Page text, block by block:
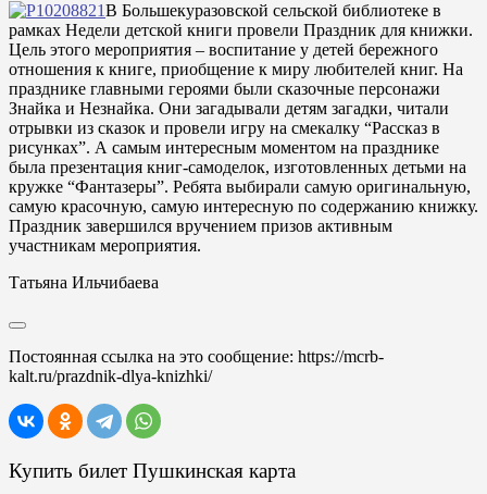
В Большекуразовской сельской библиотеке в
рамках Недели детской книги провели Праздник для книжки.
Цель этого мероприятия – воспитание у детей бережного
отношения к книге, приобщение к миру любителей книг. На
празднике главными героями были сказочные персонажи
Знайка и Незнайка. Они загадывали детям загадки, читали
отрывки из сказок и провели игру на смекалку “Рассказ в
рисунках”. А самым интересным моментом на празднике
была презентация книг-самоделок, изготовленных детьми на
кружке “Фантазеры”. Ребята выбирали самую оригинальную,
самую красочную, самую интересную по содержанию книжку.
Праздник завершился вручением призов активным
участникам мероприятия.
Татьяна Ильчибаева
Постоянная ссылка на это сообщение: https://mcrb-
kalt.ru/prazdnik-dlya-knizhki/
Купить билет Пушкинская карта